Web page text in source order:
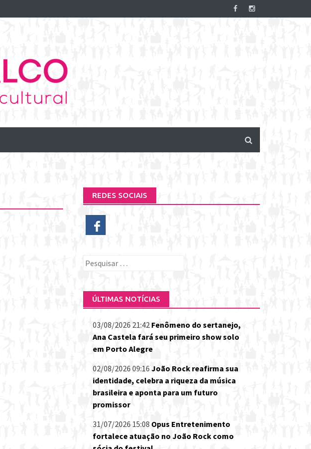
REDES SOCIAIS
Pesquisar
ÚLTIMAS NOTÍCIAS
03/08/2026 21:42 Fenômeno do sertanejo,
Ana Castela fará seu primeiro show solo
em Porto Alegre
02/08/2026 09:16 João Rock reafirma sua
identidade, celebra a riqueza da música
brasileira e aponta para um futuro
promissor
31/07/2026 15:08 Opus Entretenimento
fortalece atuação no João Rock como